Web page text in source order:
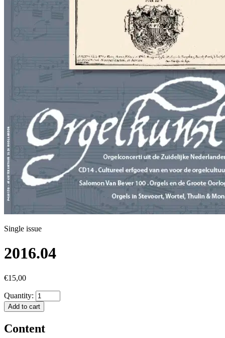
Single issue
2016.04
€15,00
Quantity:
Add to cart
Content